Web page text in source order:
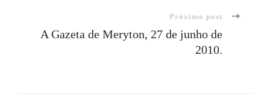
post
Próximo post
A Gazeta de Meryton, 27 de junho de
2010.